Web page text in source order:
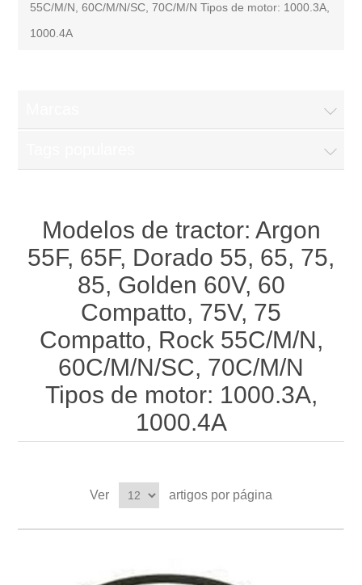
55C/M/N, 60C/M/N/SC, 70C/M/N Tipos de motor: 1000.3A,
1000.4A
Modelos de tractor: Argon
55F, 65F, Dorado 55, 65, 75,
85, Golden 60V, 60
Compatto, 75V, 75
Compatto, Rock 55C/M/N,
60C/M/N/SC, 70C/M/N
Tipos de motor: 1000.3A,
1000.4A
Ver artigos por página